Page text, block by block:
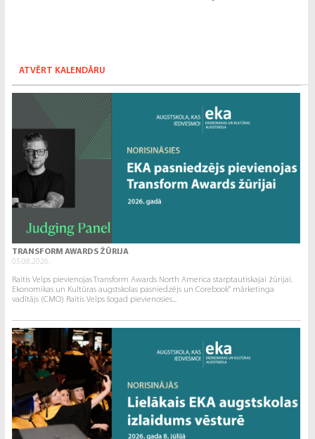
ATVĒRT KALENDĀRU
TRANSFORM AWARDS ŽŪRIJA
05.08.2026.
Raitis Velps pievienojas Transform Awards North America starptautiskajai žūrijai.
Ekonomikas un Kultūras augstskolas pasniedzējs un Corebook° mārketinga
vadītājs (CMO) Raitis Velps šogad pievienosies...